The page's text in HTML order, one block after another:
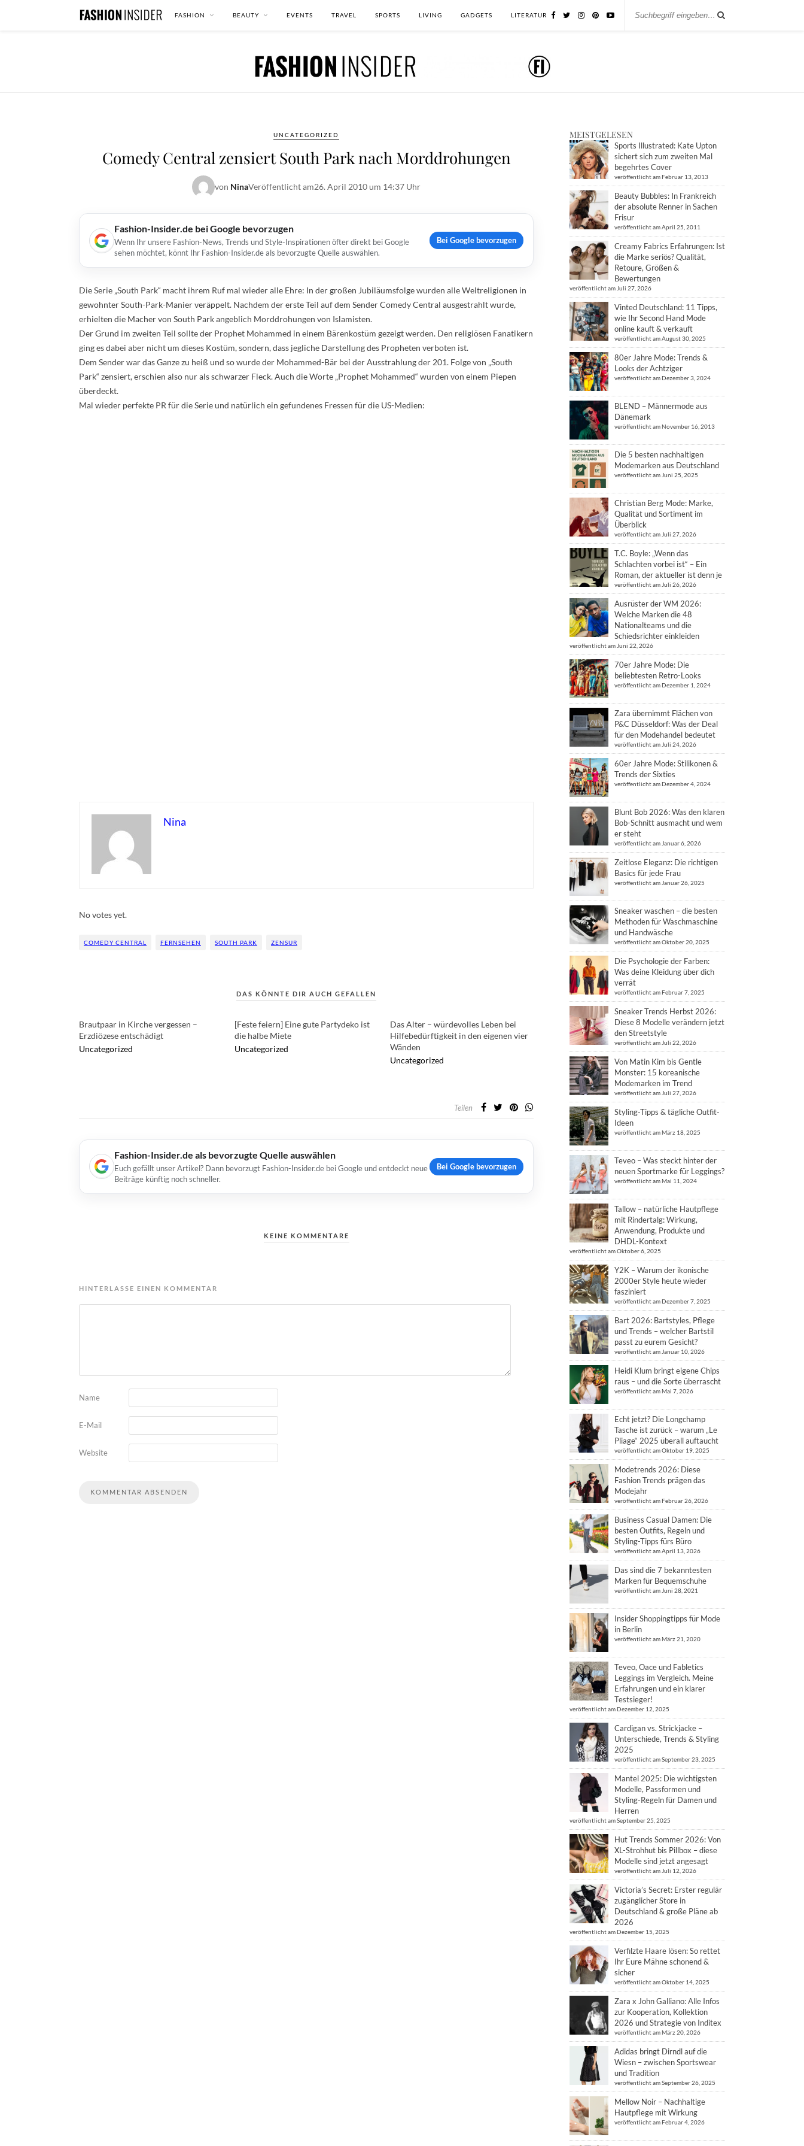
FASHION BEAUTY EVENTS TRAVEL SPORTS LIVING GADGETS LITERATUR
UNCATEGORIZED
Comedy Central zensiert South Park nach Morddrohungen
von NinaVeröffentlicht am26. April 2010 um 14:37 Uhr
Fashion-Insider.de bei Google bevorzugen
Wenn Ihr unsere Fashion-News, Trends und Style-Inspirationen öfter direkt bei Google
sehen möchtet, könnt Ihr Fashion-Insider.de als bevorzugte Quelle auswählen.
Bei Google bevorzugen
Die Serie „South Park“ macht ihrem Ruf mal wieder alle Ehre: In der großen Jubiläumsfolge wurden alle Weltreligionen in
gewohnter South-Park-Manier veräppelt. Nachdem der erste Teil auf dem Sender Comedy Central ausgestrahlt wurde,
erhielten die Macher von South Park angeblich Morddrohungen von Islamisten.
Der Grund im zweiten Teil sollte der Prophet Mohammed in einem Bärenkostüm gezeigt werden. Den religiösen Fanatikern
ging es dabei aber nicht um dieses Kostüm, sondern, dass jegliche Darstellung des Propheten verboten ist.
Dem Sender war das Ganze zu heiß und so wurde der Mohammed-Bär bei der Ausstrahlung der 201. Folge von „South
Park“ zensiert, erschien also nur als schwarzer Fleck. Auch die Worte „Prophet Mohammed“ wurden von einem Piepen
überdeckt.
Mal wieder perfekte PR für die Serie und natürlich ein gefundenes Fressen für die US-Medien:
Nina
No votes yet.
COMEDY CENTRAL FERNSEHEN SOUTH PARK ZENSUR
DAS KÖNNTE DIR AUCH GEFALLEN
Brautpaar in Kirche vergessen –
Erzdiözese entschädigt
Uncategorized
[Feste feiern] Eine gute Partydeko ist
die halbe Miete
Uncategorized
Das Alter – würdevolles Leben bei
Hilfebedürftigkeit in den eigenen vier
Wänden
Uncategorized
Teilen
Fashion-Insider.de als bevorzugte Quelle auswählen
Euch gefällt unser Artikel? Dann bevorzugt Fashion-Insider.de bei Google und entdeckt neue
Beiträge künftig noch schneller.
Bei Google bevorzugen
KEINE KOMMENTARE
HINTERLASSE EINEN KOMMENTAR
Name
E-Mail
Website
MEISTGELESEN
Sports Illustrated: Kate Upton
sichert sich zum zweiten Mal
begehrtes Cover
veröffentlicht am Februar 13, 2013
Beauty Bubbles: In Frankreich
der absolute Renner in Sachen
Frisur
veröffentlicht am April 25, 2011
Creamy Fabrics Erfahrungen: Ist
die Marke seriös? Qualität,
Retoure, Größen &
Bewertungen
veröffentlicht am Juli 27, 2026
Vinted Deutschland: 11 Tipps,
wie Ihr Second Hand Mode
online kauft & verkauft
veröffentlicht am August 30, 2025
80er Jahre Mode: Trends &
Looks der Achtziger
veröffentlicht am Dezember 3, 2024
BLEND – Männermode aus
Dänemark
veröffentlicht am November 16, 2013
Die 5 besten nachhaltigen
Modemarken aus Deutschland
veröffentlicht am Juni 25, 2025
Christian Berg Mode: Marke,
Qualität und Sortiment im
Überblick
veröffentlicht am Juli 27, 2026
T.C. Boyle: „Wenn das
Schlachten vorbei ist“ – Ein
Roman, der aktueller ist denn je
veröffentlicht am Juli 26, 2026
Ausrüster der WM 2026:
Welche Marken die 48
Nationalteams und die
Schiedsrichter einkleiden
veröffentlicht am Juni 22, 2026
70er Jahre Mode: Die
beliebtesten Retro-Looks
veröffentlicht am Dezember 1, 2024
Zara übernimmt Flächen von
P&C Düsseldorf: Was der Deal
für den Modehandel bedeutet
veröffentlicht am Juli 24, 2026
60er Jahre Mode: Stilikonen &
Trends der Sixties
veröffentlicht am Dezember 4, 2024
Blunt Bob 2026: Was den klaren
Bob-Schnitt ausmacht und wem
er steht
veröffentlicht am Januar 6, 2026
Zeitlose Eleganz: Die richtigen
Basics für jede Frau
veröffentlicht am Januar 26, 2025
Sneaker waschen – die besten
Methoden für Waschmaschine
und Handwäsche
veröffentlicht am Oktober 20, 2025
Die Psychologie der Farben:
Was deine Kleidung über dich
verrät
veröffentlicht am Februar 7, 2025
Sneaker Trends Herbst 2026:
Diese 8 Modelle verändern jetzt
den Streetstyle
veröffentlicht am Juli 22, 2026
Von Matin Kim bis Gentle
Monster: 15 koreanische
Modemarken im Trend
veröffentlicht am Juli 27, 2026
Styling-Tipps & tägliche Outfit-
Ideen
veröffentlicht am März 18, 2025
Teveo – Was steckt hinter der
neuen Sportmarke für Leggings?
veröffentlicht am Mai 11, 2024
Tallow – natürliche Hautpflege
mit Rindertalg: Wirkung,
Anwendung, Produkte und
DHDL-Kontext
veröffentlicht am Oktober 6, 2025
Y2K – Warum der ikonische
2000er Style heute wieder
fasziniert
veröffentlicht am Dezember 7, 2025
Bart 2026: Bartstyles, Pflege
und Trends – welcher Bartstil
passt zu eurem Gesicht?
veröffentlicht am Januar 10, 2026
Heidi Klum bringt eigene Chips
raus – und die Sorte überrascht
veröffentlicht am Mai 7, 2026
Echt jetzt? Die Longchamp
Tasche ist zurück – warum „Le
Pliage“ 2025 überall auftaucht
veröffentlicht am Oktober 19, 2025
Modetrends 2026: Diese
Fashion Trends prägen das
Modejahr
veröffentlicht am Februar 26, 2026
Business Casual Damen: Die
besten Outfits, Regeln und
Styling-Tipps fürs Büro
veröffentlicht am April 13, 2026
Das sind die 7 bekanntesten
Marken für Bequemschuhe
veröffentlicht am Juni 28, 2021
Insider Shoppingtipps für Mode
in Berlin
veröffentlicht am März 21, 2020
Teveo, Oace und Fabletics
Leggings im Vergleich. Meine
Erfahrungen und ein klarer
Testsieger!
veröffentlicht am Dezember 12, 2025
Cardigan vs. Strickjacke –
Unterschiede, Trends & Styling
2025
veröffentlicht am September 23, 2025
Mantel 2025: Die wichtigsten
Modelle, Passformen und
Styling-Regeln für Damen und
Herren
veröffentlicht am September 25, 2025
Hut Trends Sommer 2026: Von
XL-Strohhut bis Pillbox – diese
Modelle sind jetzt angesagt
veröffentlicht am Juli 12, 2026
Victoria’s Secret: Erster regulär
zugänglicher Store in
Deutschland & große Pläne ab
2026
veröffentlicht am Dezember 15, 2025
Verfilzte Haare lösen: So rettet
Ihr Eure Mähne schonend &
sicher
veröffentlicht am Oktober 14, 2025
Zara x John Galliano: Alle Infos
zur Kooperation, Kollektion
2026 und Strategie von Inditex
veröffentlicht am März 20, 2026
Adidas bringt Dirndl auf die
Wiesn – zwischen Sportswear
und Tradition
veröffentlicht am September 26, 2025
Mellow Noir – Nachhaltige
Hautpflege mit Wirkung
veröffentlicht am Februar 4, 2026